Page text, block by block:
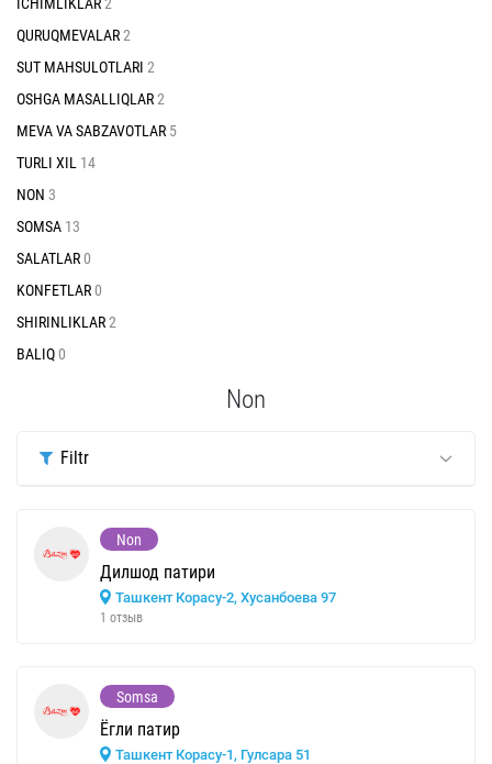
QURUQMEVALAR2
SUT MAHSULOTLARI 2
OSHGA MASALLIQLAR2
MEVA VA SABZAVOTLAR 5
TURLI XIL 14
NON 3
SOMSA 13
SALATLAR0
KONFETLAR0
SHIRINLIKLAR2
BALIQ0
Non
Filtr
Non
Дилшод патири
Ташкент Корасу-2, Хусанбоева 97
1 отзыв
Somsa
Ёгли патир
Ташкент Корасу-1, Гулсара 51